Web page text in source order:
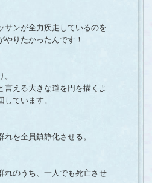
サンが全力疾走しているのを
やりたかったんです！
える大きな道を円を描くよ
しています。
を全員鎮静化させる。
れのうち、一人でも死亡させ